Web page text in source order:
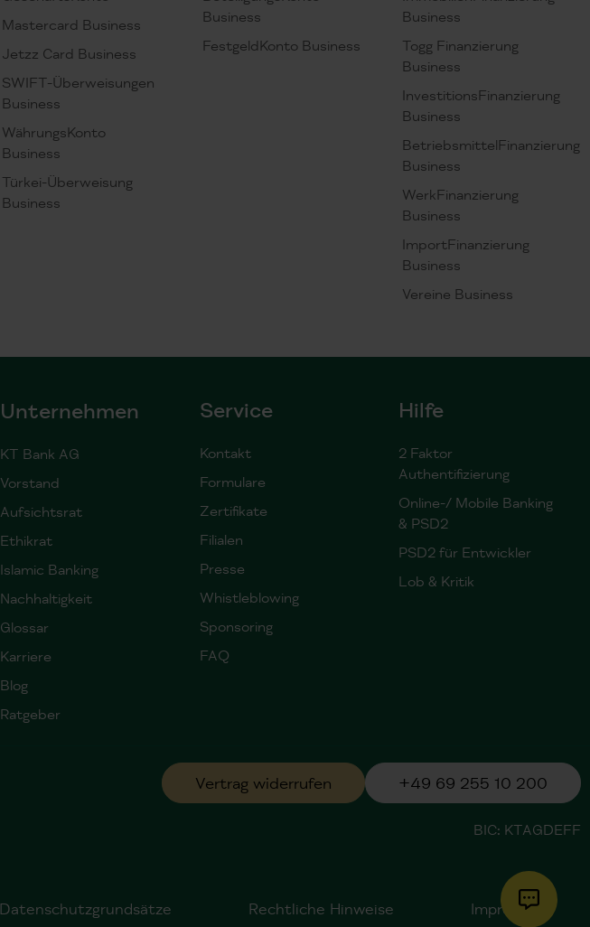
Mastercard Business
Jetzz Card Business
SWIFT-Überweisungen
Business
WährungsKonto
Business
Türkei-Überweisung
Business
Business
FestgeldKonto Business
Business
Togg Finanzierung
Business
InvestitionsFinanzierung
Business
BetriebsmittelFinanzierung
Business
WerkFinanzierung
Business
ImportFinanzierung
Business
Vereine Business
Unternehmen
KT Bank AG
Vorstand
Aufsichtsrat
Ethikrat
Islamic Banking
Nachhaltigkeit
Glossar
Karriere
Blog
Ratgeber
Service
Kontakt
Formulare
Zertifikate
Filialen
Presse
Whistleblowing
Sponsoring
FAQ
Hilfe
2 Faktor
Authentifizierung
Online-/ Mobile Banking
& PSD2
PSD2 für Entwickler
Lob & Kritik
Vertrag widerrufen +49 69 255 10 200
BIC: KTAGDEFF
Datenschutzgrundsätze Rechtliche Hinweise Impressum